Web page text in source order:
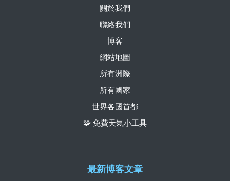
關於我們
聯絡我們
博客
網站地圖
所有洲際
所有國家
世界各國首都
🧩 免費天氣小工具
最新博客文章